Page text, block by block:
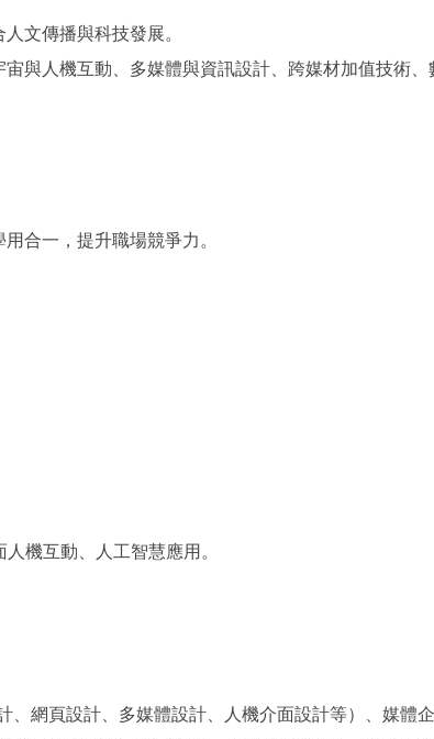
文傳播與科技發展。
與人機互動、多媒體與資訊設計、跨媒材加值技術、
合一，提升職場競爭力。
機互動、人工智慧應用。
網頁設計、多媒體設計、人機介面設計等）、媒體